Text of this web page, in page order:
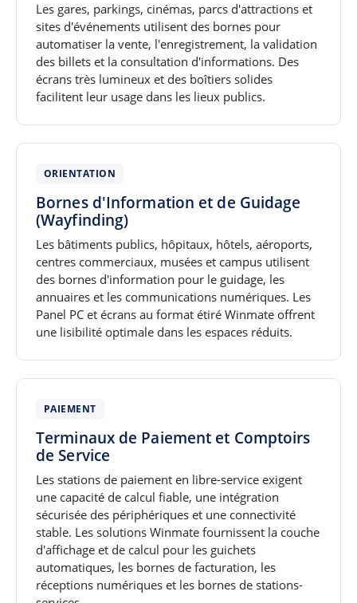
Les gares, parkings, cinémas, parcs d'attractions et
sites d'événements utilisent des bornes pour
automatiser la vente, l'enregistrement, la validation
des billets et la consultation d'informations. Des
écrans très lumineux et des boîtiers solides
facilitent leur usage dans les lieux publics.
ORIENTATION
Bornes d'Information et de Guidage
(Wayfinding)
Les bâtiments publics, hôpitaux, hôtels, aéroports,
centres commerciaux, musées et campus utilisent
des bornes d'information pour le guidage, les
annuaires et les communications numériques. Les
Panel PC et écrans au format étiré Winmate offrent
une lisibilité optimale dans les espaces réduits.
PAIEMENT
Terminaux de Paiement et Comptoirs
de Service
Les stations de paiement en libre-service exigent
une capacité de calcul fiable, une intégration
sécurisée des périphériques et une connectivité
stable. Les solutions Winmate fournissent la couche
d'affichage et de calcul pour les guichets
automatiques, les bornes de facturation, les
réceptions numériques et les bornes de stations-